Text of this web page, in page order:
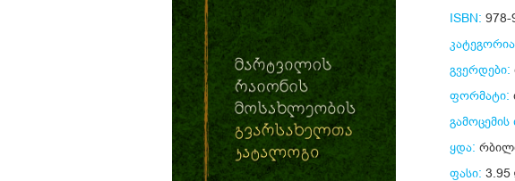
ISBN: 978-
გვერდები:
ფორმატი:
ყდა:
ფასი: 3.95